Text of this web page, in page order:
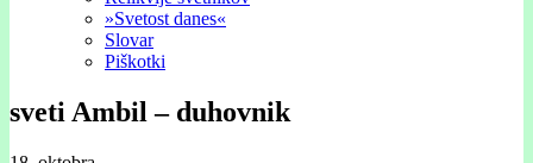
»Svetost danes«
Slovar
Piškotki
sveti Ambil – duhovnik